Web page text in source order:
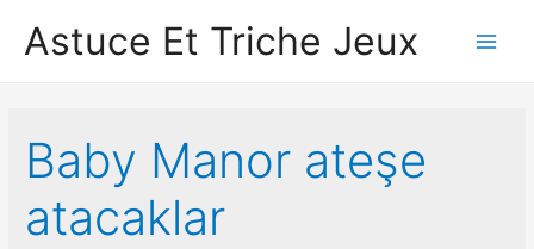
Astuce Et Triche Jeux
Baby Manor ateşe
atacaklar